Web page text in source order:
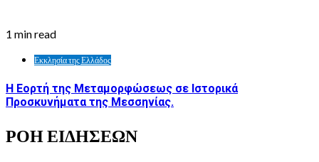
1 min read
Εκκλησία της Ελλάδος
Η Εορτή της Μεταμορφώσεως σε Ιστορικά
Προσκυνήματα της Μεσσηνίας.
ΡΟΗ ΕΙΔΗΣΕΩΝ